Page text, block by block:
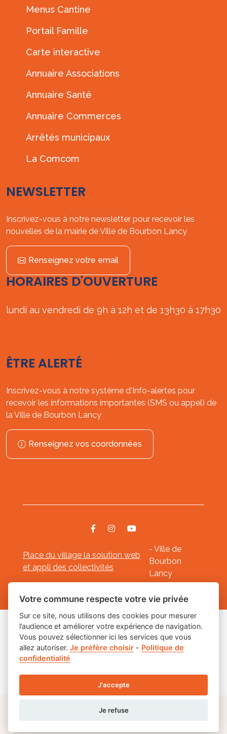
Menus Cantine
Portail Famille
Carte interactive
Annuaire Associations
Annuaire Santé
Annuaire Commerces
Arrêtés municipaux
La Comcom
NEWSLETTER
Inscrivez-vous à notre newsletter pour recevoir les
nouvelles de la mairie de Ville de Bourbon Lancy
Renseignez votre email
HORAIRES D'OUVERTURE
lundi au vendredi de 9h à 12h et de 13h30 à 17h30
ÊTRE ALERTÉ
Inscrivez-vous à notre système d'Info-alertes pour
recevoir les informations importantes (SMS ou appel) de
la Ville de Bourbon Lancy
Renseignez vos coordonnées
Place du village la solution web
et appli des collectivités
- Ville de
Bourbon
Lancy
Mentions légales-- Gestion des cookies
Les labels
Votre commune respecte votre vie privée
Sur ce site, nous utilisons des cookies pour mesurer
l’audience et améliorer votre expérience de navigation.
Vous pouvez sélectionner ici les services que vous
allez autoriser.Je préfère choisir - Politique de
confidentialité
J'accepte
Je refuse